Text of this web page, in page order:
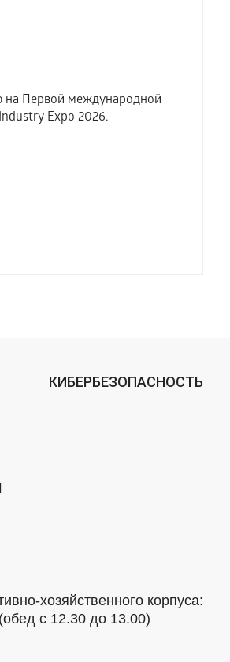
на Первой международной
Expo 2026.
КИБЕРБЕЗОПАСНОСТЬ
хозяйственного корпуса:
с 12.30 до 13.00)